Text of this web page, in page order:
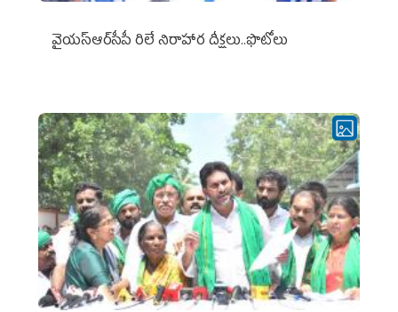
వైయ‌స్ఆర్‌సీపీ రిలే నిరాహార దీక్షలు..ఫొటోలు